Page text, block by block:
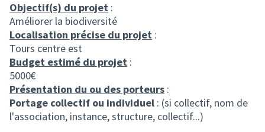
Objectif(s) du projet :
Améliorer la biodiversité
Localisation précise du projet :
Tours centre est
Budget estimé du projet :
5000€
Présentation du ou des porteurs :
Portage collectif ou individuel : (si collectif, nom de
l'association, instance, structure, collectif...)